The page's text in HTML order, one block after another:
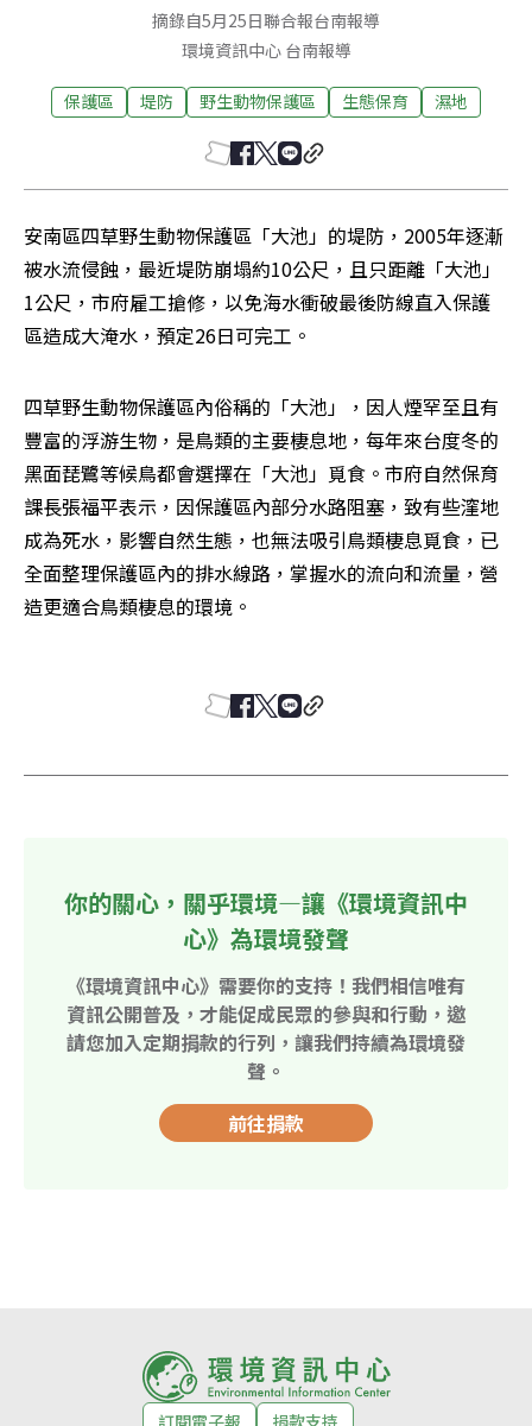
摘錄自5月25日聯合報台南報導
環境資訊中心 台南報導
保護區 堤防 野生動物保護區 生態保育 濕地
安南區四草野生動物保護區「大池」的堤防，2005年逐漸
被水流侵蝕，最近堤防崩塌約10公尺，且只距離「大池」
1公尺，市府雇工搶修，以免海水衝破最後防線直入保護
區造成大淹水，預定26日可完工。
四草野生動物保護區內俗稱的「大池」，因人煙罕至且有
豐富的浮游生物，是鳥類的主要棲息地，每年來台度冬的
黑面琵鷺等候鳥都會選擇在「大池」覓食。市府自然保育
課長張福平表示，因保護區內部分水路阻塞，致有些漥地
成為死水，影響自然生態，也無法吸引鳥類棲息覓食，已
全面整理保護區內的排水線路，掌握水的流向和流量，營
造更適合鳥類棲息的環境。
你的關心，關乎環境—讓《環境資訊中
心》為環境發聲
《環境資訊中心》需要你的支持！我們相信唯有
資訊公開普及，才能促成民眾的參與和行動，邀
請您加入定期捐款的行列，讓我們持續為環境發
聲。
前往捐款